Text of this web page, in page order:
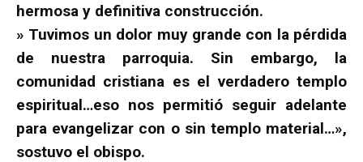
hermosa y definitiva construcción.
» Tuvimos un dolor muy grande con la pérdida
de nuestra parroquia. Sin embargo, la
comunidad cristiana es el verdadero templo
espiritual…eso nos permitió seguir adelante
para evangelizar con o sin templo material…»,
sostuvo el obispo.